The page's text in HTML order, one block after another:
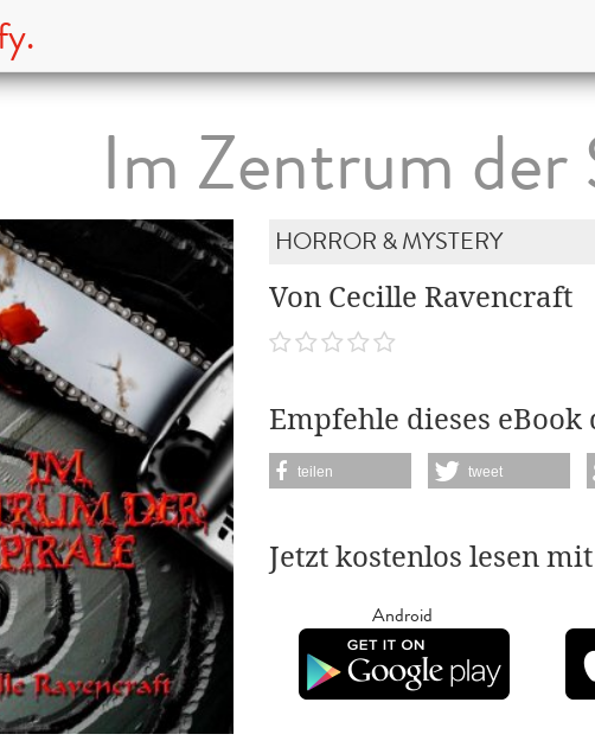
Im Zentrum der
HORROR & MYSTERY
Von Cecille Ravencraft
Empfehle dieses
teilen tweet
Jetzt kostenlos lesen
Android